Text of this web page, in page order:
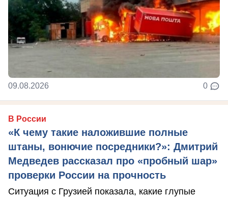
09.08.2026 0
В России
«К чему такие наложившие полные
штаны, вонючие посредники?»: Дмитрий
Медведев рассказал про «пробный шар»
проверки России на прочность
Ситуация с Грузией показала, какие глупые